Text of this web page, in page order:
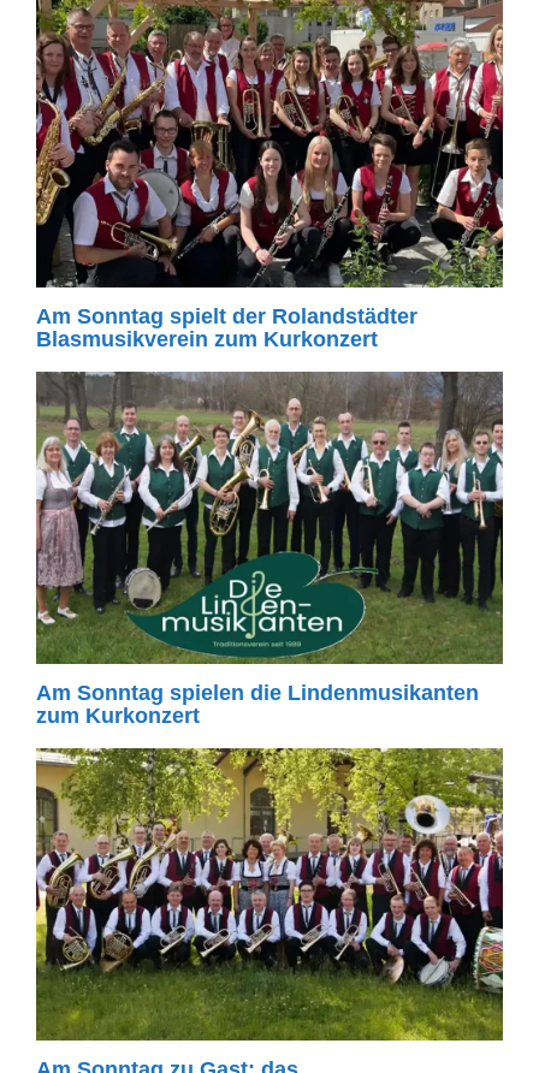
Am Sonntag spielt der Rolandstädter
Blasmusikverein zum Kurkonzert
Am Sonntag spielen die Lindenmusikanten
zum Kurkonzert